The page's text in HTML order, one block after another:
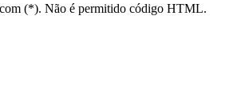
(*). Não é permitido código HTML.